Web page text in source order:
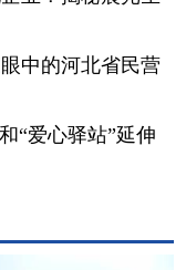
中的河北省民营
“爱心驿站”延伸